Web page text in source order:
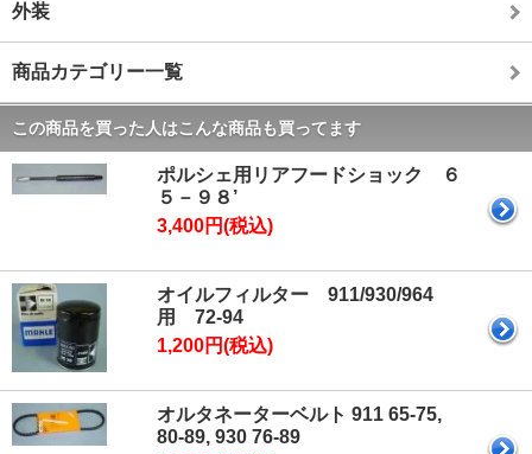
外装
商品カテゴリー一覧
この商品を買った人はこんな商品も買ってます
ポルシェ用リアフードショック ６
５－９８’
3,400円(税込)
オイルフィルター 911/930/964
用 72-94
1,200円(税込)
オルタネーターベルト 911 65-75,
80-89, 930 76-89